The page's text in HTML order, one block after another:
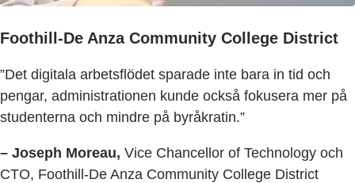
Foothill-De Anza Community College District
”Det digitala arbetsflödet sparade inte bara in tid och
pengar, administrationen kunde också fokusera mer på
studenterna och mindre på byråkratin.”
– Joseph Moreau, Vice Chancellor of Technology och
CTO, Foothill-De Anza Community College District